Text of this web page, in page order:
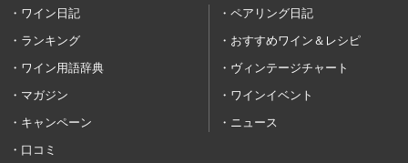
ワイン日記
ペアリング日記
ランキング
おすすめワイン＆レシピ
ワイン用語辞典
ヴィンテージチャート
マガジン
ワインイベント
キャンペーン
ニュース
口コミ